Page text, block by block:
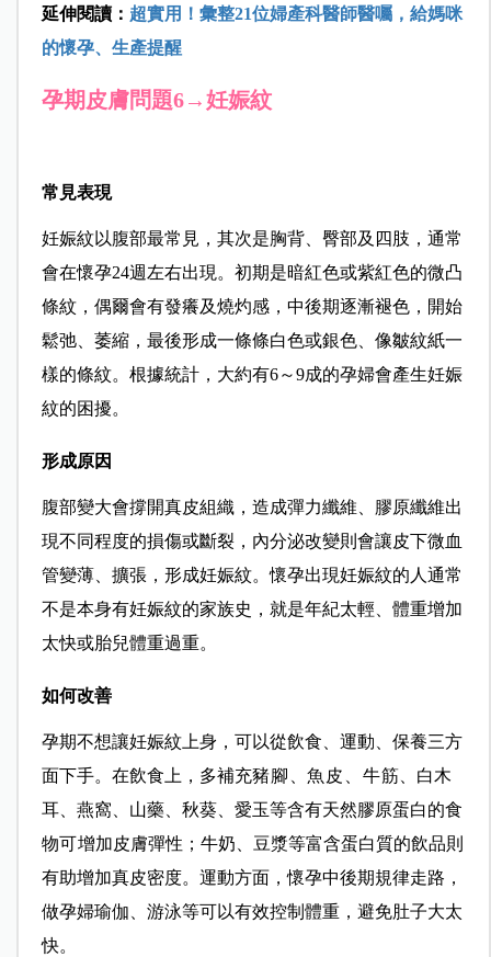
延伸閱讀： 超實用！彙整21位婦產科醫師醫囑，給媽咪
的懷孕、生產提醒
孕期皮膚問題6→妊娠紋
常見表現
妊娠紋以腹部最常見，其次是胸背、臀部及四肢，通常
會在懷孕24週左右出現。初期是暗紅色或紫紅色的微凸
條紋，偶爾會有發癢及燒灼感，中後期逐漸褪色，開始
鬆弛、萎縮，最後形成一條條白色或銀色、像皺紋紙一
樣的條紋。根據統計，大約有6～9成的孕婦會產生妊娠
紋的困擾。
形成原因
腹部變大會撐開真皮組織，造成彈力纖維、膠原纖維出
現不同程度的損傷或斷裂，內分泌改變則會讓皮下微血
管變薄、擴張，形成妊娠紋。懷孕出現妊娠紋的人通常
不是本身有妊娠紋的家族史，就是年紀太輕、體重增加
太快或胎兒體重過重。
如何改善
孕期不想讓妊娠紋上身，可以從飲食、運動、保養三方
面下手。在飲食上，多補充豬腳、魚皮、牛筋 、白木
耳、燕窩、山藥、秋葵、愛玉等含有天然膠原蛋白的食
物可增加皮膚彈性；牛奶、豆漿等富含蛋白質的飲品則
有助增加真皮密度。運動方面，懷孕中後期規律走路，
做孕婦瑜伽、游泳等可以有效控制體重，避免肚子大太
快。